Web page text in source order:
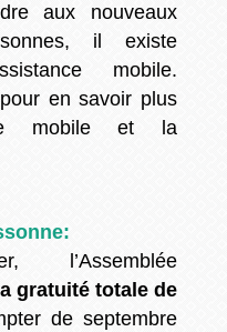
aux nouveaux
il existe
mobile.
en savoir plus
mobile et la
l’Assemblée
gratuité totale de
de septembre